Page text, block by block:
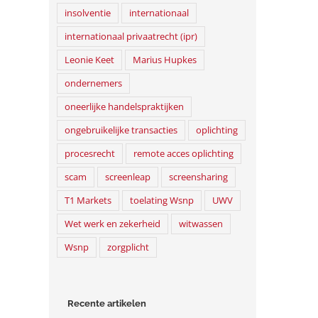
insolventie
internationaal
internationaal privaatrecht (ipr)
Leonie Keet
Marius Hupkes
ondernemers
oneerlijke handelspraktijken
ongebruikelijke transacties
oplichting
procesrecht
remote acces oplichting
scam
screenleap
screensharing
T1 Markets
toelating Wsnp
UWV
Wet werk en zekerheid
witwassen
Wsnp
zorgplicht
Recente artikelen